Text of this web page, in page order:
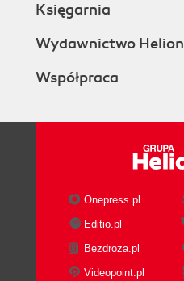
Księgarnia
Wydawnictwo Helion
Współpraca
Onepress.pl
Editio.pl
Bezdroza.pl
Videopoint.pl